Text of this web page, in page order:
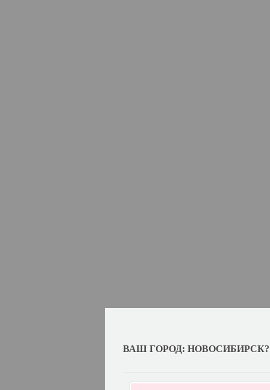
ВАШ ГОРОД: НОВОСИБИРСК?